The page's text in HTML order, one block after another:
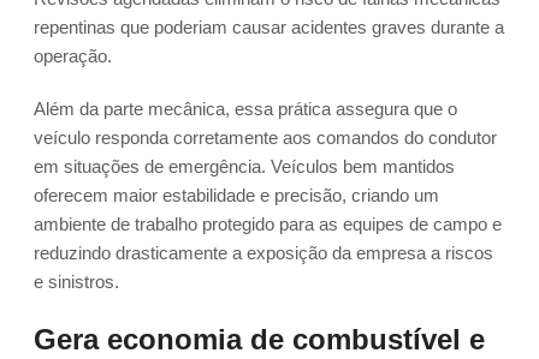
repentinas que poderiam causar acidentes graves durante a
operação.
Além da parte mecânica, essa prática assegura que o
veículo responda corretamente aos comandos do condutor
em situações de emergência. Veículos bem mantidos
oferecem maior estabilidade e precisão, criando um
ambiente de trabalho protegido para as equipes de campo e
reduzindo drasticamente a exposição da empresa a riscos
e sinistros.
Gera economia de combustível e